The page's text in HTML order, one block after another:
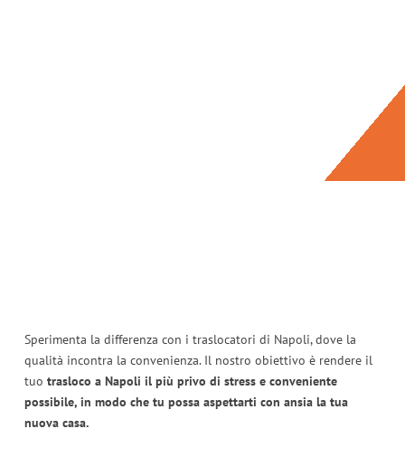
Sperimenta la differenza con i traslocatori di Napoli, dove la
qualità incontra la convenienza. Il nostro obiettivo è rendere il
tuo trasloco a Napoli il più privo di stress e conveniente
possibile, in modo che tu possa aspettarti con ansia la tua
nuova casa.